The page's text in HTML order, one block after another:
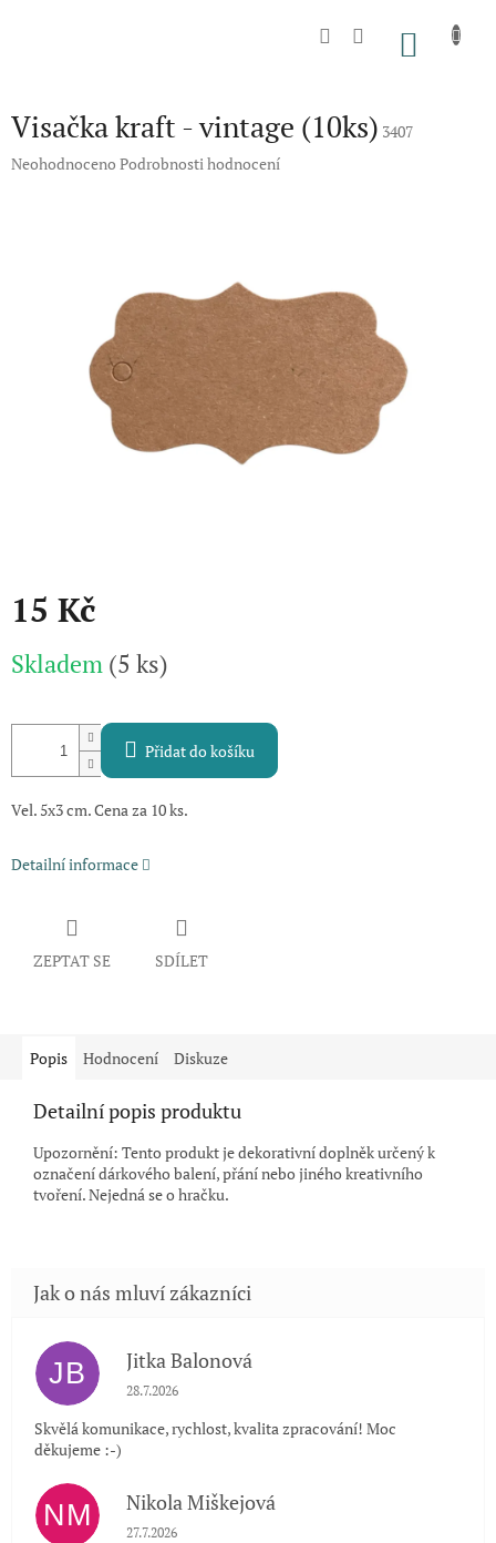
Visačka kraft - vintage (10ks) 3407
Průměrné
Neohodnoceno Podrobnosti hodnocení
15 Kč
cena:
Skladem (5 ks)
Přidat do košíku
Vel. 5x3 cm. Cena za 10 ks.
Detailní informace
ZEPTAT SE SDÍLET
Popis Hodnocení Diskuze
Detailní popis produktu
Upozornění: Tento produkt je dekorativní doplněk určený k
označení dárkového balení, přání nebo jiného kreativního
tvoření. Nejedná se o hračku.
JB Jitka Balonová
Hodnocení obchodu je 5 z 5 hvězdiček.
28.7.2026
Skvělá komunikace, rychlost, kvalita zpracování! Moc
děkujeme :-)
NM Nikola Miškejová
Hodnocení obchodu je 5 z 5 hvězdiček.
27.7.2026